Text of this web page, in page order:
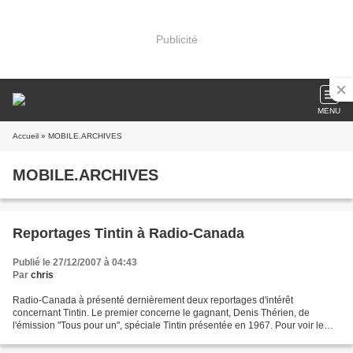
Publicité
MENU
Accueil » MOBILE.ARCHIVES
MOBILE.ARCHIVES
Reportages Tintin à Radio-Canada
Publié le 27/12/2007 à 04:43
Par chris
Radio-Canada à présenté dernièrement deux reportages d'intérêt
concernant Tintin. Le premier concerne le gagnant, Denis Thérien, de
l'émission "Tous pour un", spéciale Tintin présentée en 1967. Pour voir le